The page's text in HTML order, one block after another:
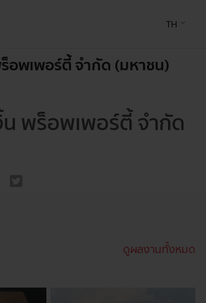
TH
อพเพอร์ตี้ จำกัด (มหาชน)
พร็อพเพอร์ตี้ จำกัด
ดูผลงานทั้งหมด